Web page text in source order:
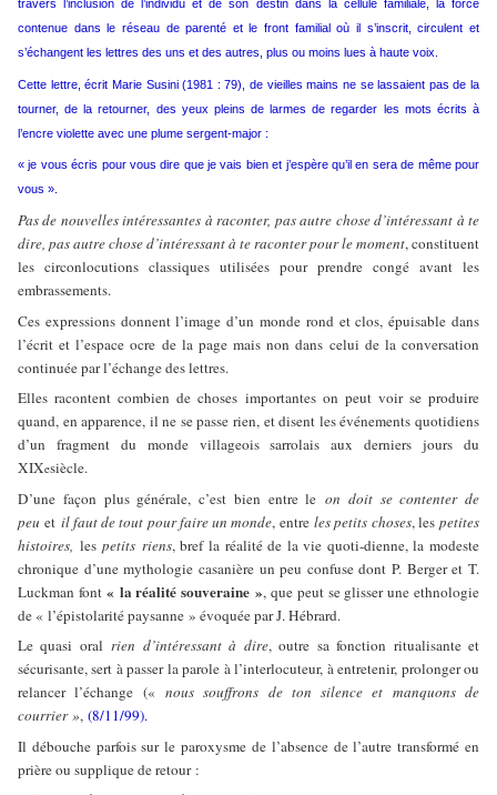
travers l’inclusion de l’individu et de son destin dans la cellule familiale, la force
contenue dans le réseau de parenté et le front familial où il s’inscrit, circulent et
s’échangent les lettres des uns et des autres, plus ou moins lues à haute voix.
Cette lettre, écrit Marie Susini (1981 : 79), de vieilles mains ne se lassaient pas de la
tourner, de la retourner, des yeux pleins de larmes de regarder les mots écrits à
l’encre violette avec une plume sergent-major :
« je vous écris pour vous dire que je vais bien et j’espère qu’il en sera de même pour
vous ».
Pas de nouvelles intéressantes à raconter, pas autre chose d’intéressant à te
dire, pas autre chose d’intéressant à te raconter pour le moment, constituent
les circonlocutions classiques utilisées pour prendre congé avant les
embrassements.
Ces expressions donnent l’image d’un monde rond et clos, épuisable dans
l’écrit et l’espace ocre de la page mais non dans celui de la conversation
continuée par l’échange des lettres.
Elles racontent combien de choses importantes on peut voir se produire
quand, en apparence, il ne se passe rien, et disent les événements quotidiens
d’un fragment du monde villageois sarrolais aux derniers jours du
XIXesiècle.
D’une façon plus générale, c’est bien entre le on doit se contenter de
peu et il faut de tout pour faire un monde, entre les petits choses, les petites
histoires, les petits riens, bref la réalité de la vie quoti-dienne, la modeste
chronique d’une mythologie casanière un peu confuse dont P. Berger et T.
Luckman font « la réalité souveraine », que peut se glisser une ethnologie
de « l’épistolarité paysanne » évoquée par J. Hébrard.
Le quasi oral rien d’intéressant à dire, outre sa fonction ritualisante et
sécurisante, sert à passer la parole à l’interlocuteur, à entretenir, prolonger ou
relancer l’échange (« nous souffrons de ton silence et manquons de
courrier », (8/11/99).
Il débouche parfois sur le paroxysme de l’absence de l’autre transformé en
prière ou supplique de retour :